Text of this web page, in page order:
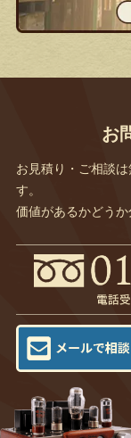
お
お見積り・ご相談
す。
価値があるかどうか